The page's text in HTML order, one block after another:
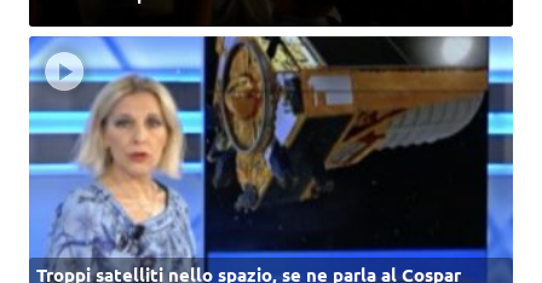
Troppi satelliti nello spazio, se ne parla al Cospar